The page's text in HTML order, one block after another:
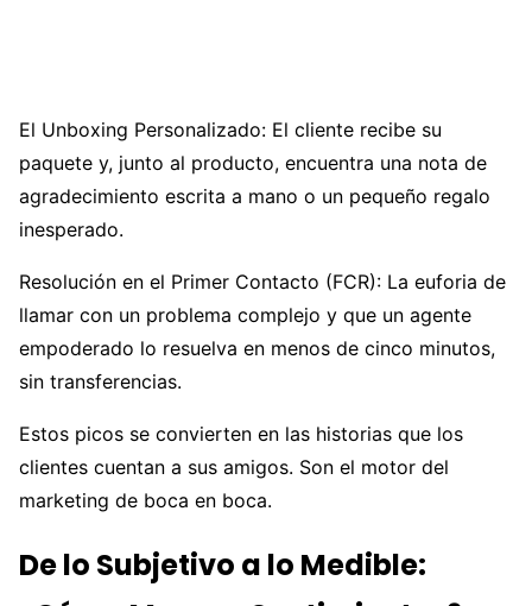
El Unboxing Personalizado: El cliente recibe su
paquete y, junto al producto, encuentra una nota de
agradecimiento escrita a mano o un pequeño regalo
inesperado.
Resolución en el Primer Contacto (FCR): La euforia de
llamar con un problema complejo y que un agente
empoderado lo resuelva en menos de cinco minutos,
sin transferencias.
Estos picos se convierten en las historias que los
clientes cuentan a sus amigos. Son el motor del
marketing de boca en boca.
De lo Subjetivo a lo Medible: